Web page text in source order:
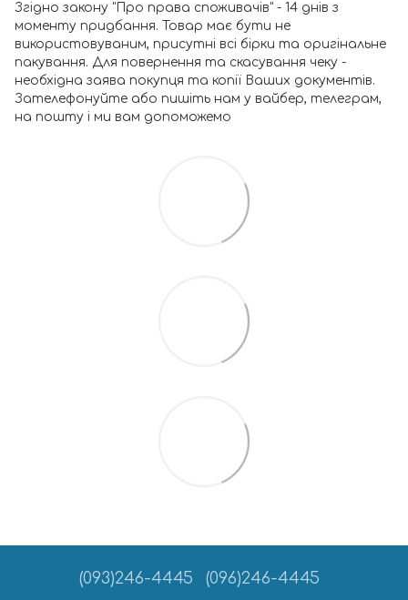
Згідно закону "Про права споживачів" - 14 днів з
моменту придбання. Товар має бути не
використовуваним, присутні всі бірки та оригінальне
пакування. Для повернення та скасування чеку -
необхідна заява покупця та копії Ваших документів.
Зателефонуйте або пишіть нам у вайбер, телеграм,
на пошту і ми вам допоможемо
(093)246-4445 (096)246-4445